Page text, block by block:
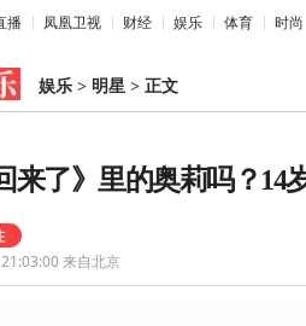
播 凤凰卫视 财经 娱乐 体育 时尚
娱乐 > 明星 > 正文
来了》里的奥莉吗？14
来自北京